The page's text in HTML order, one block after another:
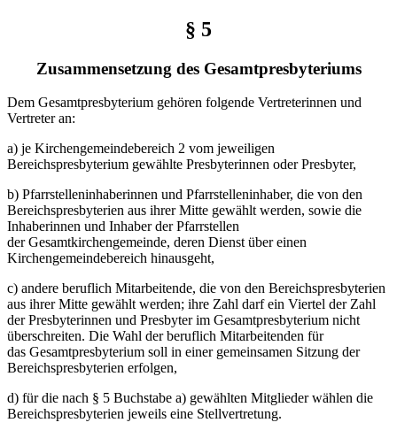
§ 5
Zusammensetzung des Gesamtpresbyteriums
Dem Gesamtpresbyterium gehören folgende Vertreterinnen und
Vertreter an:
a) je Kirchengemeindebereich 2 vom jeweiligen
Bereichspresbyterium gewählte Presbyterinnen oder Presbyter,
b) Pfarrstelleninhaberinnen und Pfarrstelleninhaber, die von den
Bereichspresbyterien aus ihrer Mitte gewählt werden, sowie die
Inhaberinnen und Inhaber der Pfarrstellen
der Gesamtkirchengemeinde, deren Dienst über einen
Kirchengemeindebereich hinausgeht,
c) andere beruflich Mitarbeitende, die von den Bereichspresbyterien
aus ihrer Mitte gewählt werden; ihre Zahl darf ein Viertel der Zahl
der Presbyterinnen und Presbyter im Gesamtpresbyterium nicht
überschreiten. Die Wahl der beruflich Mitarbeitenden für
das Gesamtpresbyterium soll in einer gemeinsamen Sitzung der
Bereichspresbyterien erfolgen,
d) für die nach § 5 Buchstabe a) gewählten Mitglieder wählen die
Bereichspresbyterien jeweils eine Stellvertretung.